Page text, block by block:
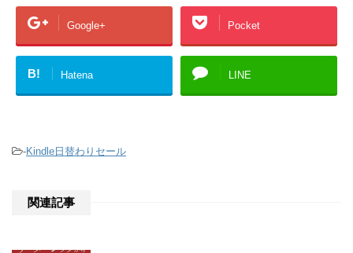
Google+ Pocket
B! Hatena LINE
-Kindle日替わりセール
関連記事